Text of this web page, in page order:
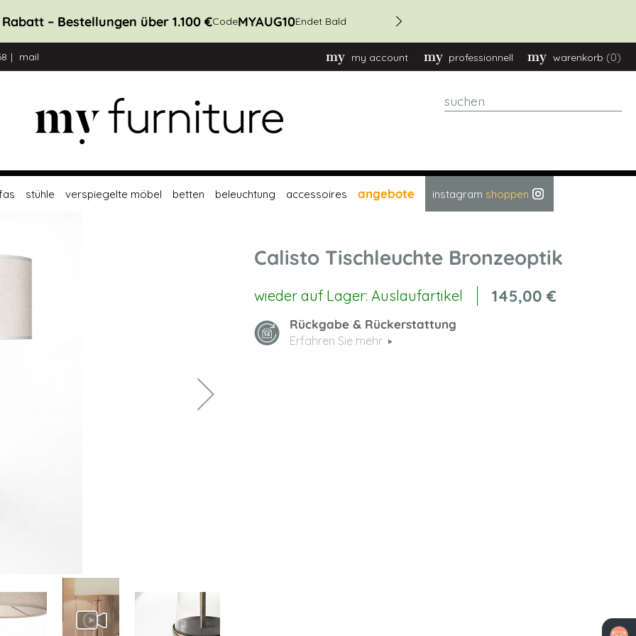
Rabatt – Bestellungen über 1.100 €CodeMYAUG10Endet Bald
mail my account professionnell warenkorb (0)
suchen
stühle verspiegelte möbel betten beleuchtung accessoires angebote instagram shoppen
Calisto Tischleuchte Bronzeoptik
wieder auf Lager: Auslaufartikel 145,00 €
Rückgabe & Rückerstattung
Erfahren Sie mehr